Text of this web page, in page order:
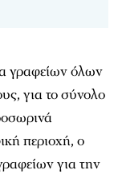
γραφείων όλων
για το σύνολο
περιοχή, ο
για την